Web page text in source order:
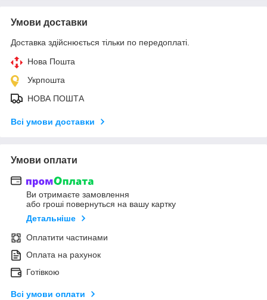
Умови доставки
Доставка здійснюється тільки по передоплаті.
Нова Пошта
Укрпошта
НОВА ПОШТА
Всі умови доставки
Умови оплати
Ви отримаєте замовлення
або гроші повернуться на вашу картку
Детальніше
Оплатити частинами
Оплата на рахунок
Готівкою
Всі умови оплати